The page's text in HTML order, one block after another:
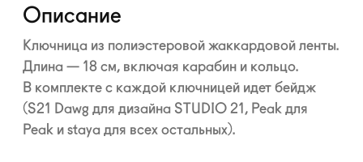
Описание
Ключница из полиэстеровой жаккардовой ленты.
Длина — 18 см, включая карабин и кольцо.
В комплекте с каждой ключницей идет бейдж
(S21 Dawg для дизайна STUDIO 21, Peak для
Peak и staya для всех остальных).